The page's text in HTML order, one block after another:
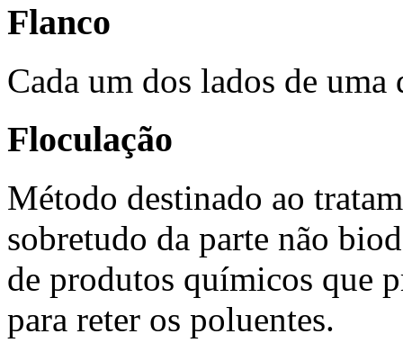
Flanco
Cada um dos lados de
Floculação
Método destinado ao
sobretudo da parte não
de produtos químicos que
para reter os poluentes.